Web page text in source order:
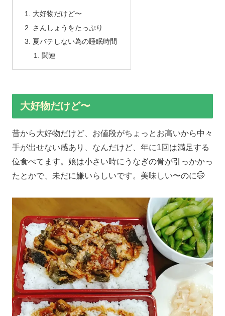
大好物だけど〜
さんしょうをたっぷり
夏バテしない為の睡眠時間
関連
大好物だけど〜
昔から大好物だけど、お値段がちょっとお高いから中々
手が出せない感あり、なんだけど、年に1回は満足する
位食べてます。娘は小さい時にうなぎの骨が引っかかっ
たとかで、未だに嫌いらしいです。美味しい〜のに🤭